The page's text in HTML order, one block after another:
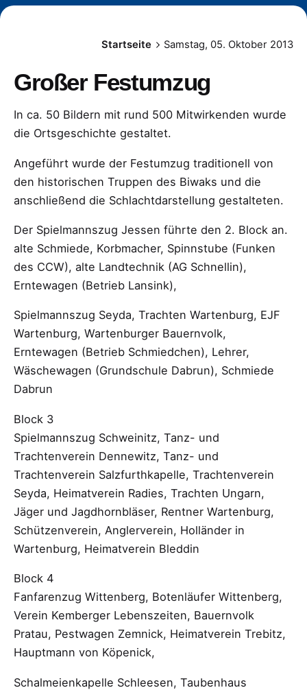
Startseite Samstag, 05. Oktober 2013
Großer Festumzug
In ca. 50 Bildern mit rund 500 Mitwirkenden wurde
die Ortsgeschichte gestaltet.
Angeführt wurde der Festumzug traditionell von
den historischen Truppen des Biwaks und die
anschließend die Schlachtdarstellung gestalteten.
Der Spielmannszug Jessen führte den 2. Block an.
alte Schmiede, Korbmacher, Spinnstube (Funken
des CCW), alte Landtechnik (AG Schnellin),
Erntewagen (Betrieb Lansink),
Spielmannszug Seyda, Trachten Wartenburg, EJF
Wartenburg, Wartenburger Bauernvolk,
Erntewagen (Betrieb Schmiedchen), Lehrer,
Wäschewagen (Grundschule Dabrun), Schmiede
Dabrun
Block 3
Spielmannszug Schweinitz, Tanz- und
Trachtenverein Dennewitz, Tanz- und
Trachtenverein Salzfurthkapelle, Trachtenverein
Seyda, Heimatverein Radies, Trachten Ungarn,
Jäger und Jagdhornbläser, Rentner Wartenburg,
Schützenverein, Anglerverein, Holländer in
Wartenburg, Heimatverein Bleddin
Block 4
Fanfarenzug Wittenberg, Botenläufer Wittenberg,
Verein Kemberger Lebenszeiten, Bauernvolk
Pratau, Pestwagen Zemnick, Heimatverein Trebitz,
Hauptmann von Köpenick,
Schalmeienkapelle Schleesen, Taubenhaus